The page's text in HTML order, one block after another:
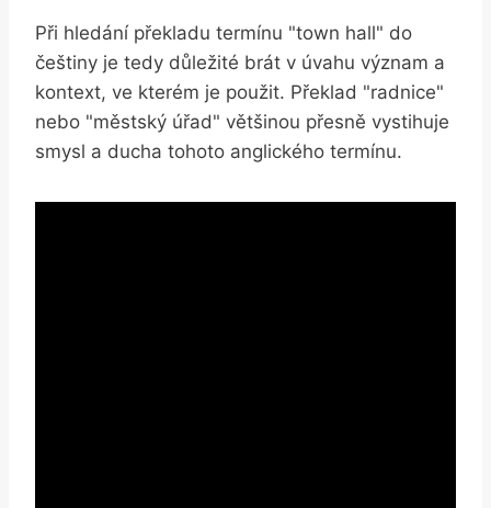
Při hledání překladu termínu "town⁣ hall" do
češtiny je ‍tedy důležité brát v úvahu význam a
kontext, ve kterém ⁤je použit. Překlad "radnice"
nebo "městský úřad" většinou přesně vystihuje​
smysl ​a ⁣ducha tohoto anglického termínu.